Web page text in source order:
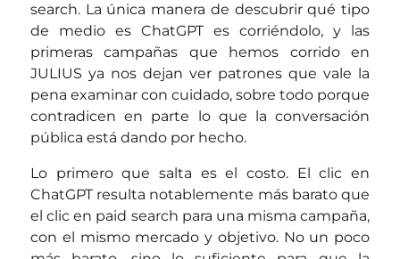
search. La única manera de descubrir qué tipo
de medio es ChatGPT es corriéndolo, y las
primeras campañas que hemos corrido en
JULIUS ya nos dejan ver patrones que vale la
pena examinar con cuidado, sobre todo porque
contradicen en parte lo que la conversación
pública está dando por hecho.
Lo primero que salta es el costo. El clic en
ChatGPT resulta notablemente más barato que
el clic en paid search para una misma campaña,
con el mismo mercado y objetivo. No un poco